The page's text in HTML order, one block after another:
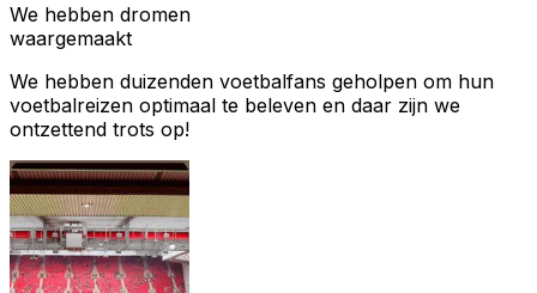
We hebben dromen
waargemaakt
We hebben duizenden voetbalfans geholpen om hun
voetbalreizen optimaal te beleven en daar zijn we
ontzettend trots op!